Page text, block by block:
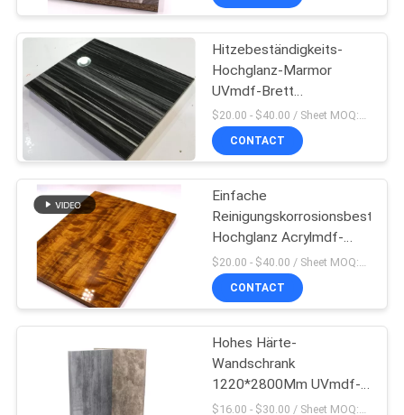
NACHRICHTEN
FÄLLE
FORDERN
SIE
EIN
ZITAT
SITEMAP
PRIVACY
POLICY
Hitzebeständigkeits-
Hochglanz-Marmor
UVmdf-Brett
1220*2800Mm
$20.00 - $40.00 / Sheet MOQ:50 Blatt/Blätter
CONTACT
Einfache
Hochglanz Acrylmdf-
Bretter
$20.00 - $40.00 / Sheet MOQ:50 Blatt/Blätter
CONTACT
Hohes Härte-
Wandschrank
1220*2800Mm UVmdf-
Brett